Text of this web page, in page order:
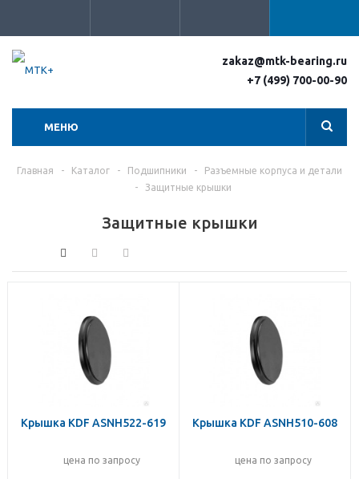
zakaz@mtk-bearing.ru
+7 (499) 700-00-90
МЕНЮ
Главная - Каталог - Подшипники -
Разъемные корпуса и детали
-
Защитные крышки
Защитные крышки
Крышка KDF ASNH522-619
цена по запросу
Крышка KDF ASNH510-608
цена по запросу